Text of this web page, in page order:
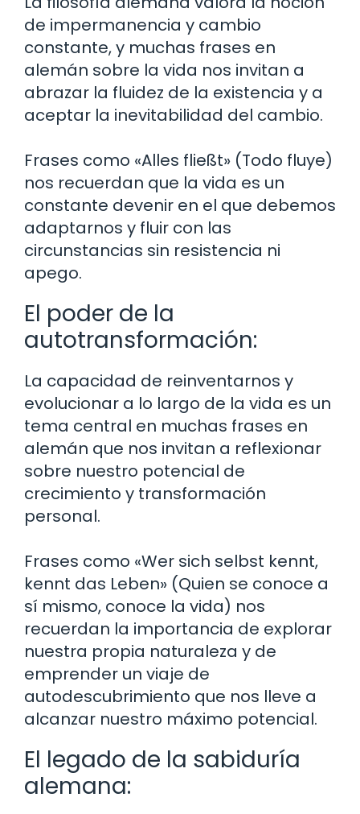
de impermanencia y cambio
constante, y muchas frases en
alemán sobre la vida nos invitan a
abrazar la fluidez de la existencia y a
aceptar la inevitabilidad del cambio.
Frases como «Alles fließt» (Todo fluye)
nos recuerdan que la vida es un
constante devenir en el que debemos
adaptarnos y fluir con las
circunstancias sin resistencia ni
apego.
El poder de la
autotransformación:
La capacidad de reinventarnos y
evolucionar a lo largo de la vida es un
tema central en muchas frases en
alemán que nos invitan a reflexionar
sobre nuestro potencial de
crecimiento y transformación
personal.
Frases como «Wer sich selbst kennt,
kennt das Leben» (Quien se conoce a
sí mismo, conoce la vida) nos
recuerdan la importancia de explorar
nuestra propia naturaleza y de
emprender un viaje de
autodescubrimiento que nos lleve a
alcanzar nuestro máximo potencial.
El legado de la sabiduría
alemana: